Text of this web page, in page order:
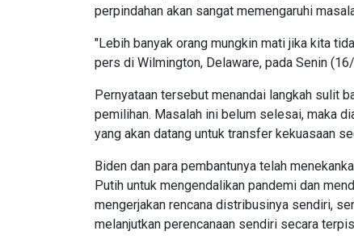
perpindahan akan sangat memengaruhi
"Lebih banyak orang mungkin mati jika kita
pers di Wilmington, Delaware, pada Senin
Pernyataan tersebut menandai langkah sulit
pemilihan. Masalah ini belum selesai, maka
yang akan datang untuk transfer kekuasaan
Biden dan para pembantunya telah
Putih untuk mengendalikan pandemi dan
mengerjakan rencana distribusinya sendiri,
melanjutkan perencanaan sendiri secara